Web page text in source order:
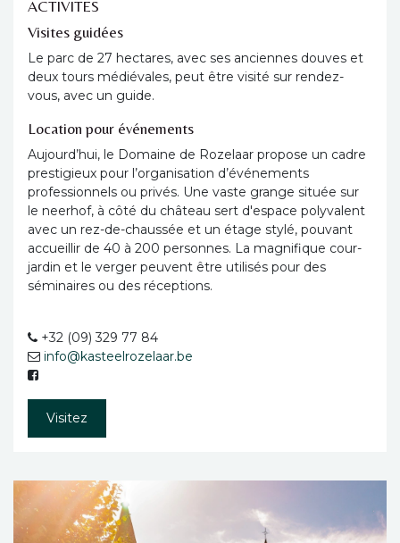
ACTIVITES
Visites guidées
Le parc de 27 hectares, avec ses anciennes douves et
deux tours médiévales, peut être visité sur rendez-
vous, avec un guide.
Location pour événements
Aujourd’hui, le Domaine de Rozelaar propose un cadre
prestigieux pour l’organisation d’événements
professionnels ou privés. Une vaste grange située sur
le neerhof, à côté du château sert d'espace polyvalent
avec un rez-de-chaussée et un étage stylé, pouvant
accueillir de 40 à 200 personnes. La magnifique cour-
jardin et le verger peuvent être utilisés pour des
séminaires ou des réceptions.
+32 (09) 329 77 84
info@kasteelrozelaar.be
Visitez